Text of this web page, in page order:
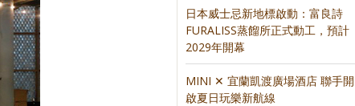
日本威士忌新地標啟動：富良詩
FURALISS蒸餾所正式動工，預計
2029年開幕
MINI ✕ 宜蘭凱渡廣場酒店 聯手開
啟夏日玩樂新航線